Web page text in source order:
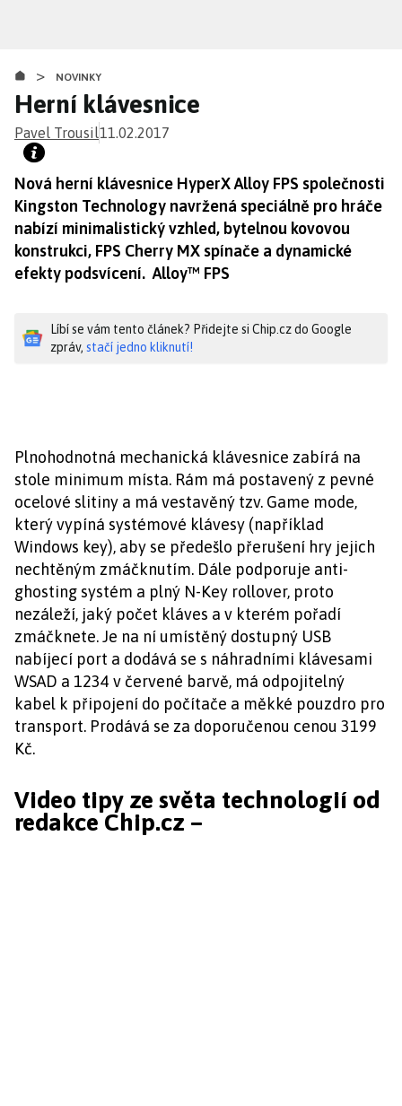
obsahu
> NOVINKY
Herní klávesnice
Pavel Trousil11.02.2017
Nová herní klávesnice HyperX Alloy FPS společnosti
Kingston Technology navržená speciálně pro hráče
nabízí minimalistický vzhled, bytelnou kovovou
konstrukci, FPS Cherry MX spínače a dynamické
efekty podsvícení. Alloy™ FPS
Líbí se vám tento článek? Přidejte si Chip.cz do Google
zpráv, stačí jedno kliknutí!
Plnohodnotná mechanická klávesnice zabírá na
stole minimum místa. Rám má postavený z pevné
ocelové slitiny a má vestavěný tzv. Game mode,
který vypíná systémové klávesy (například
Windows key), aby se předešlo přerušení hry jejich
nechtěným zmáčknutím. Dále podporuje anti-
ghosting systém a plný N-Key rollover, proto
nezáleží, jaký počet kláves a v kterém pořadí
zmáčknete. Je na ní umístěný dostupný USB
nabíjecí port a dodává se s náhradními klávesami
WSAD a 1234 v červené barvě, má odpojitelný
kabel k připojení do počítače a měkké pouzdro pro
transport. Prodává se za doporučenou cenou 3199
Kč.
Video tipy ze světa technologií od
redakce Chip.cz –